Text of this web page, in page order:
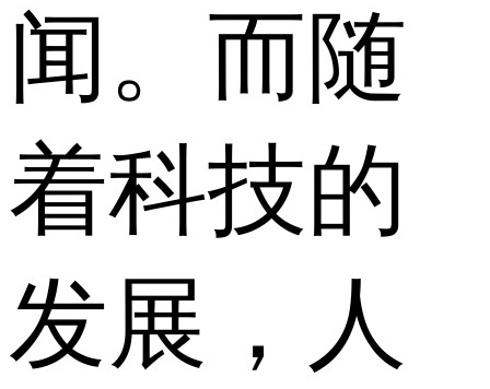
闻。而随
着科技的
发展，人